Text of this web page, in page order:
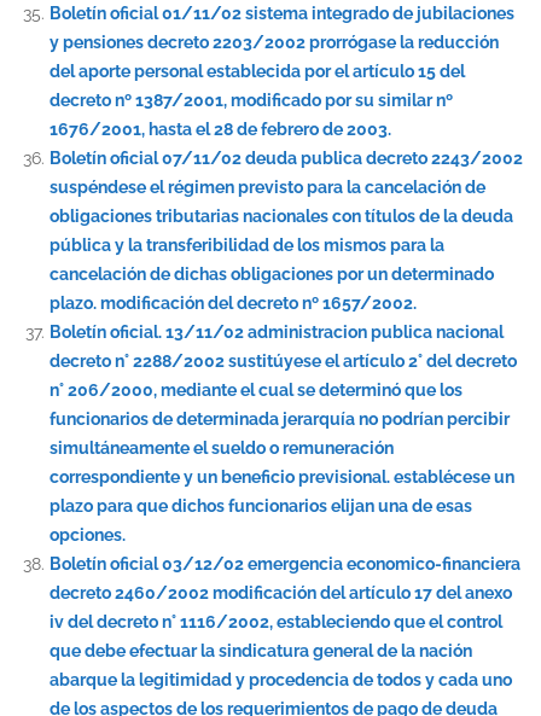
Boletín oficial 01/11/02 sistema integrado de jubilaciones
y pensiones decreto 2203/2002 prorrógase la reducción
del aporte personal establecida por el artículo 15 del
decreto nº 1387/2001, modificado por su similar nº
1676/2001, hasta el 28 de febrero de 2003.
Boletín oficial 07/11/02 deuda publica decreto 2243/2002
suspéndese el régimen previsto para la cancelación de
obligaciones tributarias nacionales con títulos de la deuda
pública y la transferibilidad de los mismos para la
cancelación de dichas obligaciones por un determinado
plazo. modificación del decreto nº 1657/2002.
Boletín oficial. 13/11/02 administracion publica nacional
decreto n° 2288/2002 sustitúyese el artículo 2° del decreto
n° 206/2000, mediante el cual se determinó que los
funcionarios de determinada jerarquía no podrían percibir
simultáneamente el sueldo o remuneración
correspondiente y un beneficio previsional. establécese un
plazo para que dichos funcionarios elijan una de esas
opciones.
Boletín oficial 03/12/02 emergencia economico-financiera
decreto 2460/2002 modificación del artículo 17 del anexo
iv del decreto n° 1116/2002, estableciendo que el control
que debe efectuar la sindicatura general de la nación
abarque la legitimidad y procedencia de todos y cada uno
de los aspectos de los requerimientos de pago de deuda